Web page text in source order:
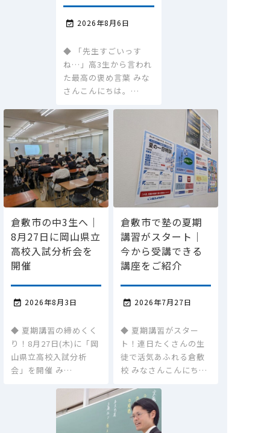
 2026年8月6日
◆ 「先生すごいっす
ね…」高3生から言われ
た最高の褒め言葉 みな
さんこんにちは。…
倉敷市の中3生へ｜
8月27日に岡山県立
高校入試分析会を
開催
 2026年8月3日
◆ 夏期講習の締めくく
り！8月27日(木)に「岡
山県立高校入試分析
会」を開催 み…
倉敷市で塾の夏期
講習がスタート｜
今から受講できる
講座をご紹介
 2026年7月27日
◆ 夏期講習がスター
ト！連日たくさんの生
徒で活気あふれる倉敷
校 みなさんこんにち…